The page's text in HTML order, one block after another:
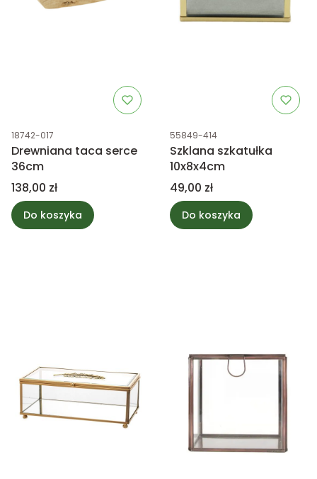
Kod produktu
18742-017
Drewniana taca serce
36cm
Cena
138,00 zł
Do koszyka
Kod produktu
55849-414
Szklana szkatułka
10x8x4cm
Cena
49,00 zł
Do koszyka